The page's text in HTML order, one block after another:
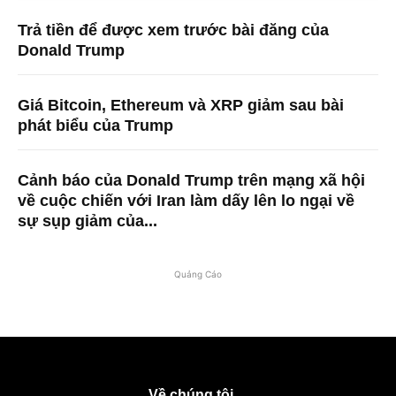
Trả tiền để được xem trước bài đăng của
Donald Trump
Giá Bitcoin, Ethereum và XRP giảm sau bài
phát biểu của Trump
Cảnh báo của Donald Trump trên mạng xã hội
về cuộc chiến với Iran làm dấy lên lo ngại về
sự sụp giảm của...
Quảng Cáo